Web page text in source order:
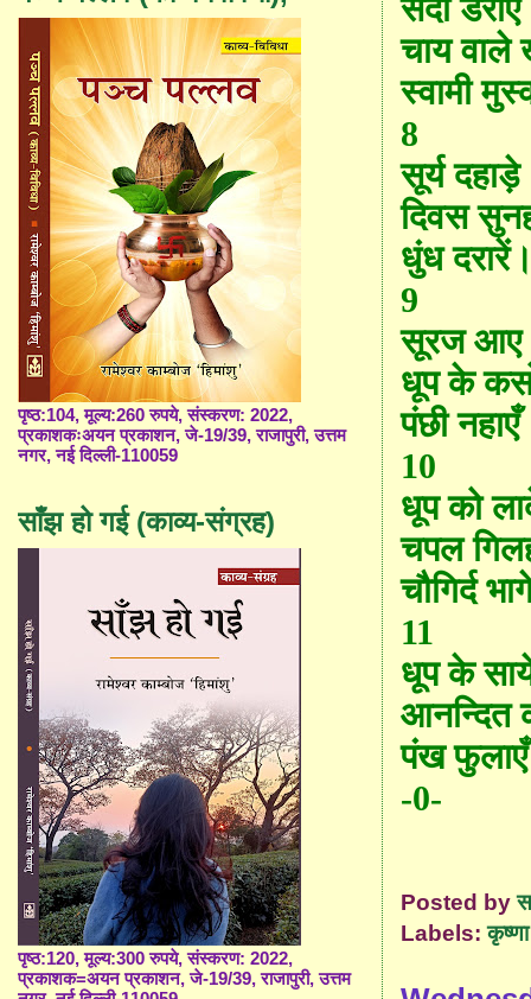
सर्दी डराए
चाय वाले
स्वामी
8
सूर्य दहाड़े
दिवस
धुंध
9
सूरज आए
धूप के
पंछी नहाएँ
10
धूप को
चपल
चौगिर्द
11
धूप के सा
आनन्दित
पंख फुलाएँ
-0-
Posted by
Labels:कृष्णा
पृष्ठ:104, मूल्य:260 रुपये, संस्करण: 2022,
प्रकाशकःअयन प्रकाशन, जे-19/39, राजापुरी, उत्तम
नगर, नई दिल्ली-110059
साँझ हो गई (काव्य-संग्रह)
पृष्ठ:120, मूल्य:300 रुपये, संस्करण: 2022,
प्रकाशक=अयन प्रकाशन, जे-19/39, राजापुरी, उत्तम